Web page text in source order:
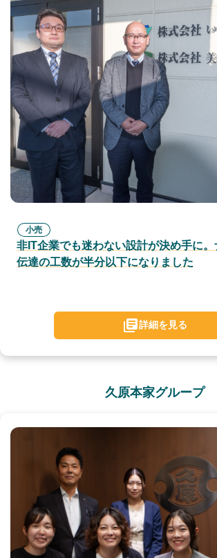
小売
非IT企業でも迷わない設計が決め手に
伝達の工数が半分以下になりました
詳細を見る
久原本家グループ